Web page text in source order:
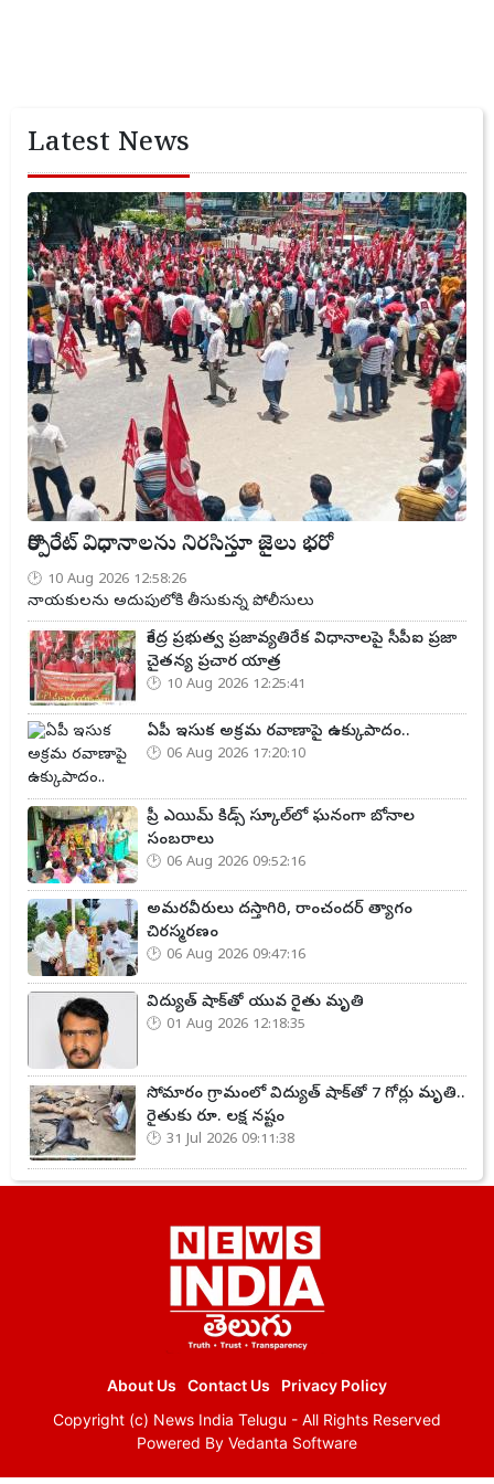
Latest News
కార్పొరేట్ విధానాలను నిరసిస్తూ జైలు భరో
10 Aug 2026 12:58:26
నాయకులను అదుపులోకి తీసుకున్న పోలీసులు
కేంద్ర ప్రభుత్వ ప్రజావ్యతిరేక విధానాలపై సీపీఐ ప్రజా
చైతన్య ప్రచార యాత్ర
10 Aug 2026 12:25:41
ఏపీ ఇసుక అక్రమ రవాణాపై ఉక్కుపాదం..
06 Aug 2026 17:20:10
ప్రీ ఎయిమ్ కిడ్స్ స్కూల్‌లో ఘనంగా బోనాల
సంబరాలు
06 Aug 2026 09:52:16
అమరవీరులు దస్తాగిరి, రాంచందర్ త్యాగం
చిరస్మరణం
06 Aug 2026 09:47:16
విద్యుత్ షాక్‌తో యువ రైతు మృతి
01 Aug 2026 12:18:35
సోమారం గ్రామంలో విద్యుత్ షాక్‌తో 7 గోర్లు మృతి..
రైతుకు రూ. లక్ష నష్టం
31 Jul 2026 09:11:38
About Us Contact Us
Privacy Policy
Copyright (c) News India Telugu - All Rights Reserved
Powered By Vedanta Software